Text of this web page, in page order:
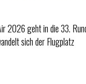
2026 geht in die 33.
sich der Flugplatz